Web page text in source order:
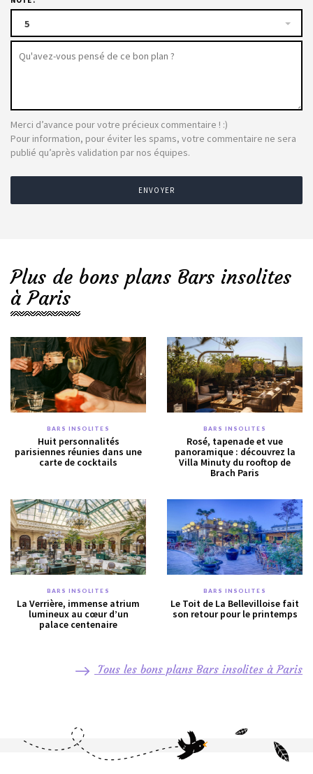
5
Merci d’avance pour votre précieux commentaire ! :)
Pour information, pour éviter les spams, votre commentaire ne sera
publié qu’après validation par nos équipes.
ENVOYER
Plus de bons plans Bars insolites
à Paris
BARS INSOLITES
Huit personnalités
parisiennes réunies dans une
carte de cocktails
BARS INSOLITES
Rosé, tapenade et vue
panoramique : découvrez la
Villa Minuty du rooftop de
Brach Paris
BARS INSOLITES
La Verrière, immense atrium
lumineux au cœur d’un
palace centenaire
BARS INSOLITES
Le Toit de La Bellevilloise fait
son retour pour le printemps
Tous les bons plans Bars insolites à Paris